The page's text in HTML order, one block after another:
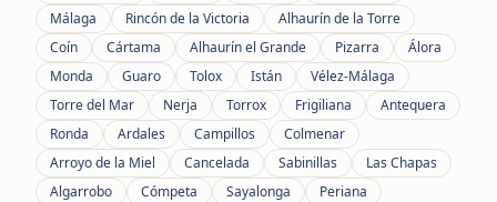
Málaga
Rincón de la Victoria
Alhaurín de la Torre
Coín
Cártama Alhaurín el Grande Pizarra
Álora
Monda
Guaro Tolox Istán
Vélez-Málaga
Torre del Mar
Nerja Torrox Frigiliana
Antequera
Ronda
Ardales Campillos
Colmenar
Arroyo de la Miel
Cancelada Sabinillas
Las Chapas
Algarrobo
Cómpeta Sayalonga
Periana